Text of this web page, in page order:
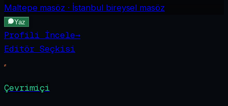
Maltepemasöz · İstanbul bireysel masöz
Yaz
Profili İncele→
Editör Seçkisi
Çevrimiçi